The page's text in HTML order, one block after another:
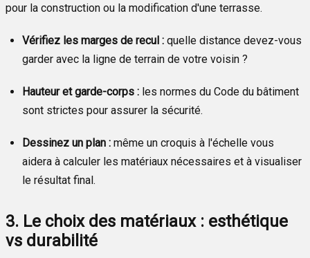
pour la construction ou la modification d'une terrasse.
Vérifiez les marges de recul : quelle distance devez-vous
garder avec la ligne de terrain de votre voisin ?
Hauteur et garde-corps : les normes du Code du bâtiment
sont strictes pour assurer la sécurité.
Dessinez un plan : même un croquis à l'échelle vous
aidera à calculer les matériaux nécessaires et à visualiser
le résultat final.
3. Le choix des matériaux : esthétique
vs durabilité